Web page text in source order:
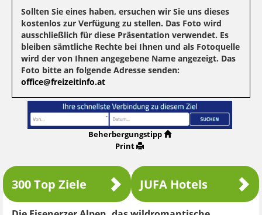
Sollten Sie eines haben, ersuchen wir Sie uns dieses
kostenlos zur Verfügung zu stellen. Das Foto wird
ausschließlich für diese Präsentation verwendet. Es
bleiben sämtliche Rechte bei Ihnen und als Fotoquelle
wird der von Ihnen angegebene Name angezeigt. Das
Foto bitte an folgende Adresse senden:
office@freizeitinfo.at
Beherbergungstipp
Print
300 Top Ziele JUFA Hotels